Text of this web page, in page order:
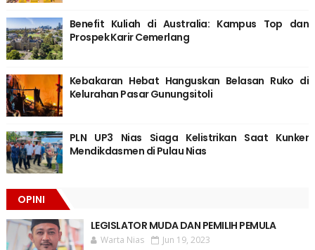
Benefit Kuliah di Australia: Kampus Top dan
Prospek Karir Cemerlang
Kebakaran Hebat Hanguskan Belasan Ruko di
Kelurahan Pasar Gunungsitoli
PLN UP3 Nias Siaga Kelistrikan Saat Kunker
Mendikdasmen di Pulau Nias
OPINI
LEGISLATOR MUDA DAN PEMILIH PEMULA
Warta Nias Jun 19, 2023